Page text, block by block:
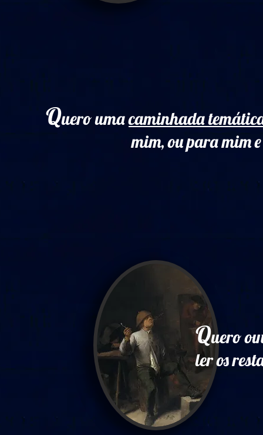
Quero umacaminhada
mim, ou para mim
Quero
ler os